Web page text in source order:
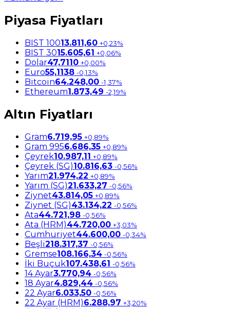
Piyasa Fiyatları
BIST 10013.811,60 +0,23%
BIST 3015.605,61 +0,06%
Dolar47,7110 +0,00%
Euro55,1138 -0,13%
Bitcoin64.248,00 -1,37%
Ethereum1.873,49 -2,19%
Altın Fiyatları
Gram6.719,95 +0,89%
Gram 9956.686,35 +0,89%
Çeyrek10.987,11 +0,89%
Çeyrek (SG)10.816,63 -0,56%
Yarım21.974,22 +0,89%
Yarım (SG)21.633,27 -0,56%
Ziynet43.814,05 +0,89%
Ziynet (SG)43.134,22 -0,56%
Ata44.721,98 -0,56%
Ata (HRM)44.720,00 +3,03%
Cumhuriyet44.600,00 -0,34%
Beşli218.317,37 -0,56%
Gremse108.166,34 -0,56%
İki Buçuk107.438,61 -0,56%
14 Ayar3.770,94 -0,56%
18 Ayar4.829,44 -0,56%
22 Ayar6.033,50 -0,56%
22 Ayar (HRM)6.288,97 +3,20%